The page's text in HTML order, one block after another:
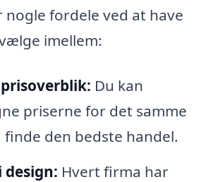
nogle fordele ved at have
imellem:
Du kan
priserne for det samme
den bedste handel.
Hvert firma har